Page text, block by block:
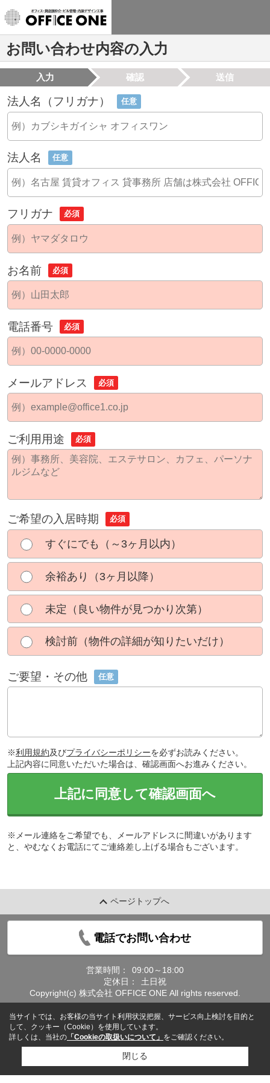
お問い合わせ内容の入力
入力 確認 送信
法人名（フリガナ） 任意
法人名 任意
フリガナ 必須
お名前 必須
電話番号 必須
メールアドレス 必須
ご利用用途 必須
ご希望の入居時期 必須
すぐにでも（～3ヶ月以内）
余裕あり（3ヶ月以降）
未定（良い物件が見つかり次第）
検討前（物件の詳細が知りたいだけ）
ご要望・その他 任意
※利用規約及びプライバシーポリシーを必ずお読みください。
上記内容に同意いただいた場合は、確認画面へお進みください。
上記に同意して確認画面へ
※メール連絡をご希望でも、メールアドレスに間違いがあります
と、やむなくお電話にてご連絡差し上げる場合もございます。
ページトップへ
電話でお問い合わせ
営業時間：
09:00～18:00
定休日：
土日祝
Copyright(c) 株式会社 OFFICE ONE All rights reserved.
当サイトでは、お客様の当サイト利用状況把握、サービス向上検討を目的と
して、クッキー（Cookie）を使用しています。
詳しくは、当社の 「Cookieの取扱いについて」 をご確認ください。
閉じる